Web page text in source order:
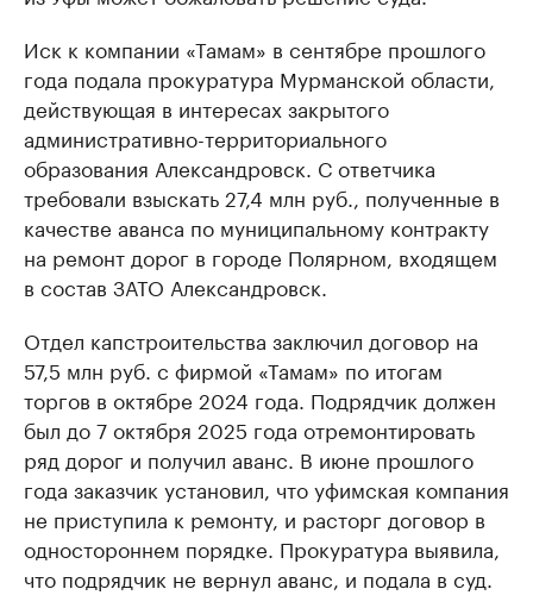
Иск к компании «Тамам» в сентябре прошлого
года подала прокуратура Мурманской области,
действующая в интересах закрытого
административно-территориального
образования Александровск. С ответчика
требовали взыскать 27,4 млн руб., полученные в
качестве аванса по муниципальному контракту
на ремонт дорог в городе Полярном, входящем
в состав ЗАТО Александровск.
Отдел капстроительства заключил договор на
57,5 млн руб. с фирмой «Тамам» по итогам
торгов в октябре 2024 года. Подрядчик должен
был до 7 октября 2025 года отремонтировать
ряд дорог и получил аванс. В июне прошлого
года заказчик установил, что уфимская компания
не приступила к ремонту, и расторг договор в
одностороннем порядке. Прокуратура выявила,
что подрядчик не вернул аванс, и подала в суд.